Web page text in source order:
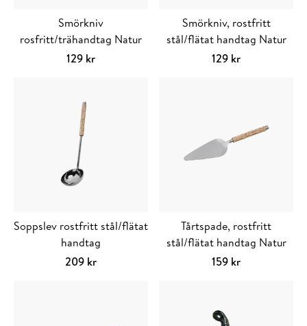
Smörkniv
rosfritt/trähandtag Natur
129 kr
Smörkniv, rostfritt
stål/flätat handtag Natur
129 kr
Soppslev rostfritt stål/flätat
handtag
209 kr
Tårtspade, rostfritt
stål/flätat handtag Natur
159 kr